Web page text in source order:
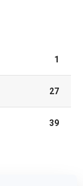
1
27
39